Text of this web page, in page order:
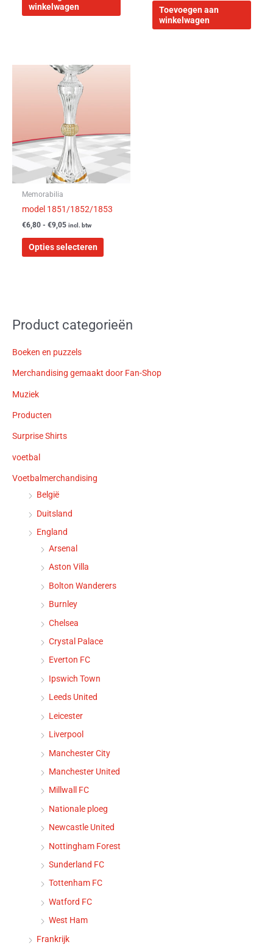
winkelwagen
Toevoegen aan
winkelwagen
Memorabilia
model 1851/1852/1853
€6,80 - €9,05
Prijsklasse:
€6,80
tot
€9,05
incl. btw
Opties selecteren
Deze
optie
kan
gekozen
op
Product categorieën
Boeken en puzzels
Merchandising gemaakt door Fan-Shop
Muziek
Producten
Surprise Shirts
voetbal
Voetbalmerchandising
België
Duitsland
England
Arsenal
Aston Villa
Bolton Wanderers
Burnley
Chelsea
Crystal Palace
Everton FC
Ipswich Town
Leeds United
Leicester
Liverpool
Manchester City
Manchester United
Millwall FC
Nationale ploeg
Newcastle United
Nottingham Forest
Sunderland FC
Tottenham FC
Watford FC
West Ham
Frankrijk